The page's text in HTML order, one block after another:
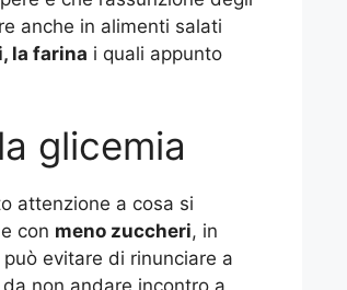
anche in alimenti salati
la farina i quali appunto
glicemia
attenzione a cosa si
con meno zuccheri, in
evitare di rinunciare a